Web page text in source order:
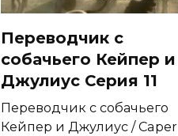
Переводчик с
собачьего Кейпер и
Джулиус Серия 11
Переводчик с собачьего
Кейпер и Джулиус / Caper